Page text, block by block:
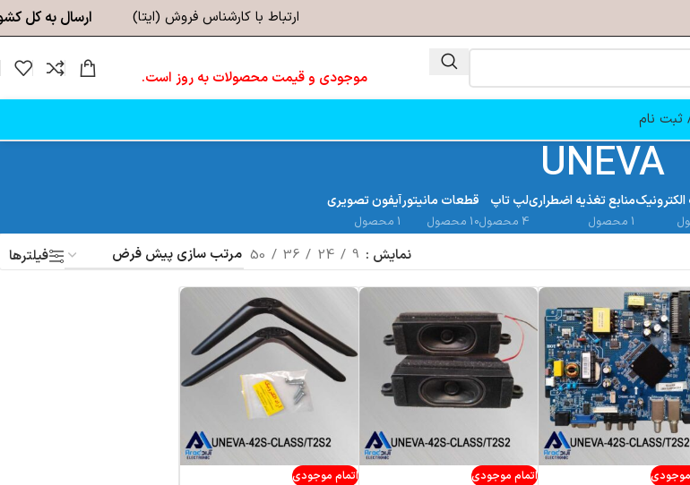
ارتباط با کارشناس فروش (ایتا) ارسال به کل
موجودی و قیمت محصولات به روز است.
ثبت نام
UNEVA
منابع تغذیه اضطراری
1 محصول
لپ تاپ
4 محصول
قطعات مانیتور
10 محصول
آیفون تصویری
1 محصول
نمایش 9
24
36
50 فیلترها
موجودی
اتمام موجودی
اتمام موجودی